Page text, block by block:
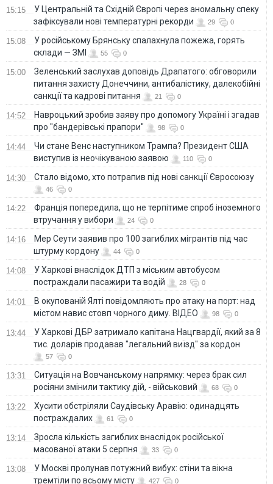
15:15
У Центральній та Східній Європі через аномальну спеку
зафіксували нові температурні рекорди
29 0
15:08
У російському Брянську спалахнула пожежа, горять
склади — ЗМІ
55 0
15:00
Зеленський заслухав доповідь Драпатого: обговорили
питання захисту Донеччини, антибалістику, далекобійні
санкції та кадрові питання
21 0
14:52
Навроцький зробив заяву про допомогу Україні і згадав
про "бандерівські прапори"
98 0
14:44
Чи стане Венс наступником Трампа? Президент США
виступив із неочікуваною заявою
110 0
14:30 Стало відомо, хто потрапив під нові санкції Євросоюзу
46 0
14:22
Франція попередила, що не терпітиме спроб іноземного
втручання у вибори
24 0
14:16
Мер Сеути заявив про 100 загиблих мігрантів під час
штурму кордону
44 0
14:08
У Харкові внаслідок ДТП з міським автобусом
постраждали пасажири та водій
28 0
14:01
В окупованій Ялті повідомляють про атаку на порт: над
містом навис стовп чорного диму. ВІДЕО
98 0
13:44
У Харкові ДБР затримало капітана Нацгвардії, який за 8
тис. доларів продавав "легальний виїзд" за кордон
57 0
13:31
Ситуація на Вовчанському напрямку: через брак сил
росіяни змінили тактику дій, - військовий
68 0
13:22
Хусити обстріляли Саудівську Аравію: одинадцять
постраждалих
61 0
13:14
Зросла кількість загиблих внаслідок російської
масованої атаки 5 серпня
33 0
13:08
У Москві пролунав потужний вибух: стіни та вікна
тремтіли по всьому місту
427 0